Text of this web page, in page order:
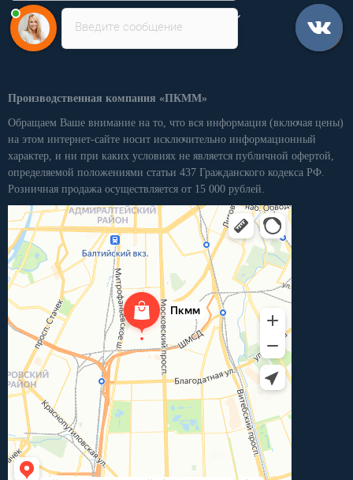
Производственная компания «ПКММ»
Обращаем Ваше внимание на то, что вся информация (включая цены)
на этом интернет-сайте носит исключительно информационный
характер, и ни при каких условиях не является публичной офертой,
определяемой положениями статьи 437 Гражданского кодекса РФ.
Розничная продажа осуществляется от 15 000 рублей.
Введите сообщение